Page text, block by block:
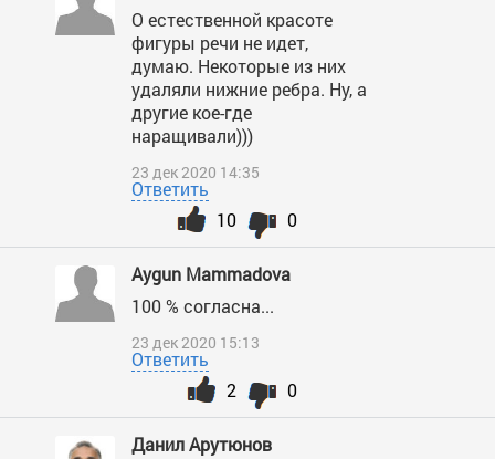
О естественной красоте
фигуры речи не идет,
думаю. Некоторые из них
удаляли нижние ребра. Ну, а
другие кое-где
наращивали)))
23 дек 2020 14:35
Ответить
0
10
Aygun Mammadova
100 % согласна...
23 дек 2020 15:13
Ответить
0
2
Данил Арутюнов